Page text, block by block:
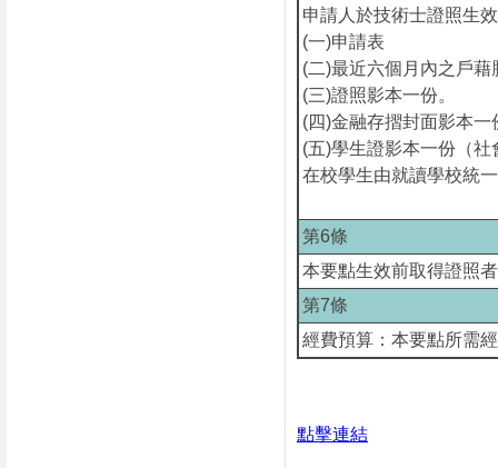
申請人於技術士證照生
(一)申請表
(二)最近六個月內之戶
(三)證照影本一份。
(四)金融存摺封面影本
(五)學生證影本一份（
在校學生由就讀學校統
第6條
本要點生效前取得證照
第7條
經費預算：本要點所需
點擊連結